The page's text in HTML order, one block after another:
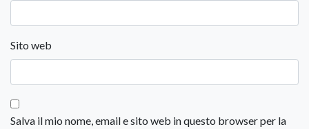
Sito web
Salva il mio nome, email e sito web in questo browser per la